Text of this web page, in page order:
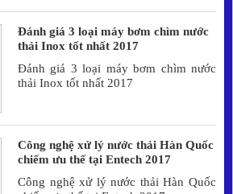
Đánh giá 3 loại máy bơm chìm nước
thải Inox tốt nhất 2017
Đánh giá 3 loại máy bơm chìm nước
thải Inox tốt nhất 2017
Công nghệ xử lý nước thải Hàn Quốc
chiếm ưu thế tại Entech 2017
Công nghệ xử lý nước thải Hàn Quốc